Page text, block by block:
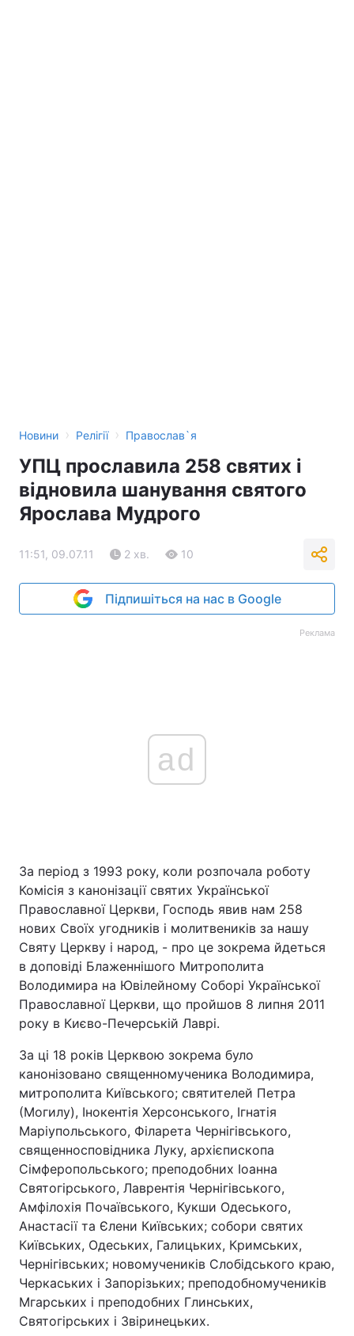
Новини › Релігії › Православ`я
УПЦ прославила 258 святих і
відновила шанування святого
Ярослава Мудрого
11:51, 09.07.11 2 хв. 10
Підпишіться на нас в Google
Реклама
ad
За період з 1993 року, коли розпочала роботу
Комісія з канонізації святих Української
Православної Церкви, Господь явив нам 258
нових Своїх угодників і молитвеників за нашу
Святу Церкву і народ, - про це зокрема йдеться
в доповіді Блаженнішого Митрополита
Володимира на Ювілейному Соборі Української
Православної Церкви, що пройшов 8 липня 2011
року в Києво-Печерській Лаврі.
За ці 18 років Церквою зокрема було
канонізовано священномученика Володимира,
митрополита Київського; святителей Петра
(Могилу), Інокентія Херсонського, Ігнатія
Маріупольського, Філарета Чернігівського,
священносповідника Луку, архієпископа
Сімферопольського; преподобних Іоанна
Святогірського, Лаврентія Чернігівського,
Амфілохія Почаївського, Кукши Одеського,
Анастасії та Єлени Київських; собори святих
Київських, Одеських, Галицьких, Кримських,
Чернігівських; новомучеників Слобідського краю,
Черкаських і Запорізьких; преподобномучеників
Мгарських і преподобних Глинських,
Святогірських і Звіринецьких.